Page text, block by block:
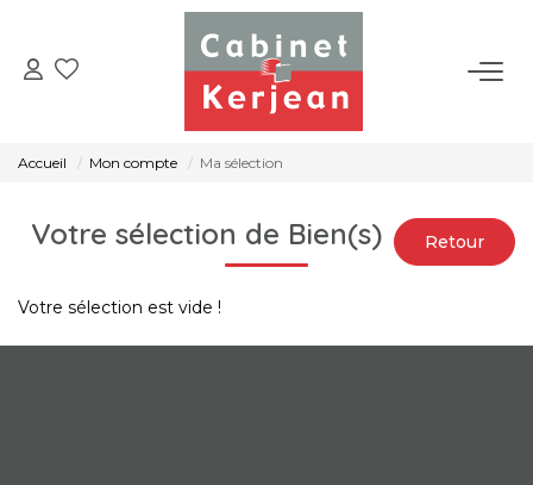
ACHETER
LOUER
Accueil Mon compte Ma sélection
Votre sélection de Bien(s)
Votre sélection est vide !